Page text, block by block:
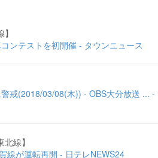
ンテストを初開催 - タウンニュース
戒(2018/03/08(木)) - OBS大分放送 ... -
線】
線が運転再開 - 日テレNEWS24